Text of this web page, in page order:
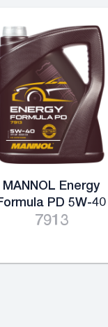
MANNOL Energy
PD 5W-40
7913